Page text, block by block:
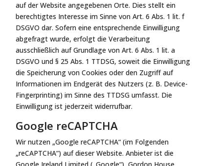
auf der Website angegebenen Orte. Dies stellt ein
berechtigtes Interesse im Sinne von Art. 6 Abs. 1 lit. f
DSGVO dar. Sofern eine entsprechende Einwilligung
abgefragt wurde, erfolgt die Verarbeitung
ausschließlich auf Grundlage von Art. 6 Abs. 1 lit. a
DSGVO und § 25 Abs. 1 TTDSG, soweit die Einwilligung
die Speicherung von Cookies oder den Zugriff auf
Informationen im Endgerät des Nutzers (z. B. Device-
Fingerprinting) im Sinne des TTDSG umfasst. Die
Einwilligung ist jederzeit widerrufbar.
Google reCAPTCHA
Wir nutzen „Google reCAPTCHA“ (im Folgenden
„reCAPTCHA“) auf dieser Website. Anbieter ist die